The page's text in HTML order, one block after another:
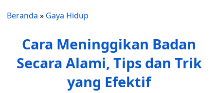
Beranda » Gaya Hidup
Cara Meninggikan Badan
Secara Alami, Tips dan Trik
yang Efektif